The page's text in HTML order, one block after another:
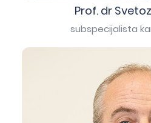
Prof. dr
subspecijalista